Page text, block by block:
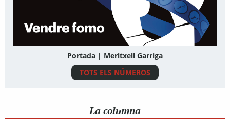
Portada | Meritxell Garriga
TOTS ELS NÚMEROS
La columna